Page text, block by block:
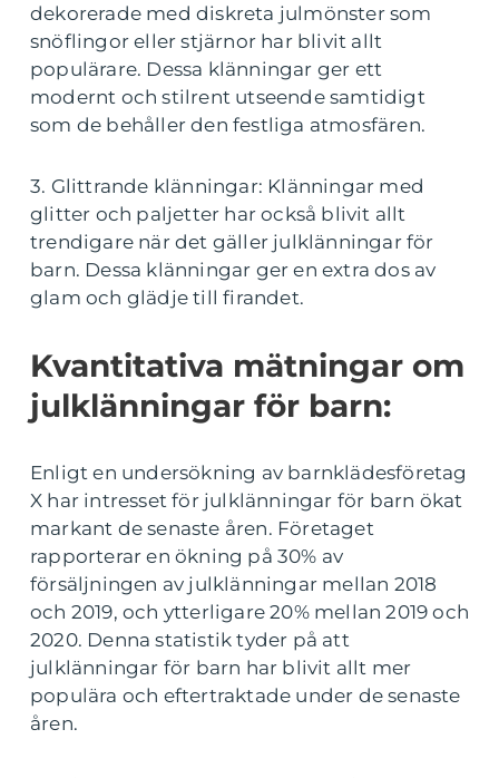
dekorerade med diskreta julmönster som
snöflingor eller stjärnor har blivit allt
populärare. Dessa klänningar ger ett
modernt och stilrent utseende samtidigt
som de behåller den festliga atmosfären.
3. Glittrande klänningar: Klänningar med
glitter och paljetter har också blivit allt
trendigare när det gäller julklänningar för
barn. Dessa klänningar ger en extra dos av
glam och glädje till firandet.
Kvantitativa mätningar om
julklänningar för barn:
Enligt en undersökning av barnklädesföretag
X har intresset för julklänningar för barn ökat
markant de senaste åren. Företaget
rapporterar en ökning på 30% av
försäljningen av julklänningar mellan 2018
och 2019, och ytterligare 20% mellan 2019 och
2020. Denna statistik tyder på att
julklänningar för barn har blivit allt mer
populära och eftertraktade under de senaste
åren.